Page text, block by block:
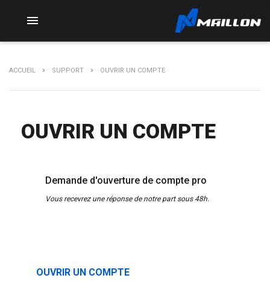

ACCUEIL SUPPORT OUVRIR UN COMPTE
OUVRIR UN COMPTE
Demande d'ouverture de compte pro
Vous recevrez une réponse de notre part sous 48h.
OUVRIR UN COMPTE